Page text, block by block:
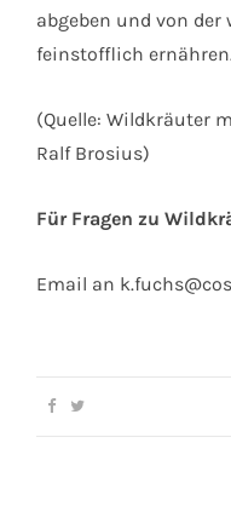
abgeben und von
feinstofflich
(Quelle: Wildkräuter
Ralf Brosius)
Für Fragen zu
Email an